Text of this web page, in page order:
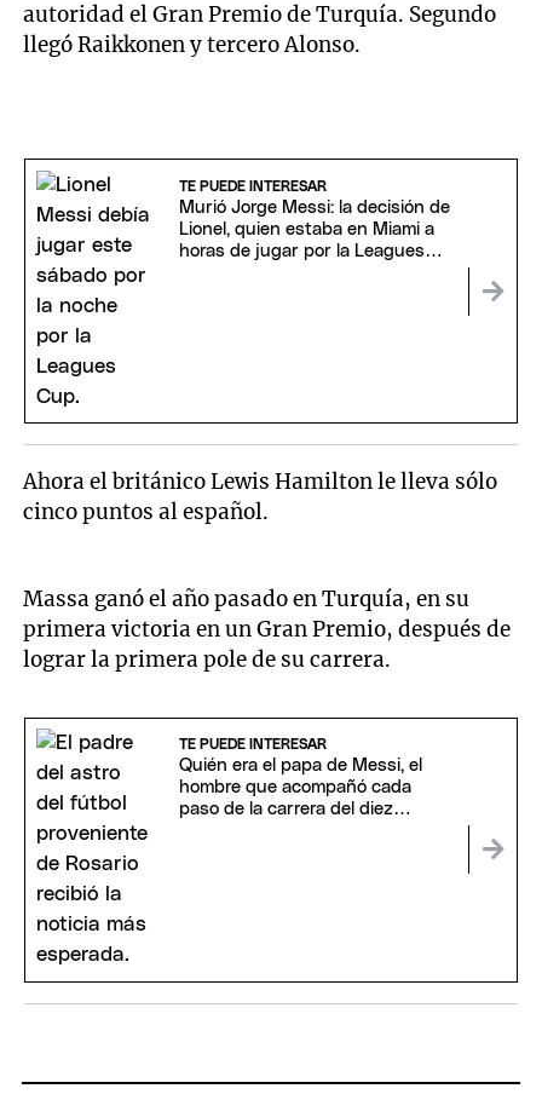
autoridad el Gran Premio de Turquía. Segundo
llegó Raikkonen y tercero Alonso.
TE PUEDE INTERESAR
Murió Jorge Messi: la decisión de
Lionel, quien estaba en Miami a
horas de jugar por la Leagues
Ahora el británico Lewis Hamilton le lleva sólo
cinco puntos al español.
Massa ganó el año pasado en Turquía, en su
primera victoria en un Gran Premio, después de
lograr la primera pole de su carrera.
TE PUEDE INTERESAR
Quién era el papa de Messi, el
hombre que acompañó cada
paso de la carrera del diez